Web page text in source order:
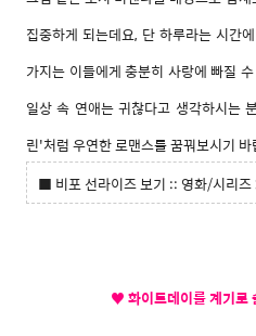
집중하게 되는데요, 단 하루라는 시간
가지는 이들에게 충분히 사랑에 빠질
일상 속 연애는 귀찮다고 생각하시는
린'처럼 우연한 로맨스를 꿈꿔보시기 바
■ 비포 선라이즈 보기 :: 영화/시리즈
♥ 화이트데이를 계기